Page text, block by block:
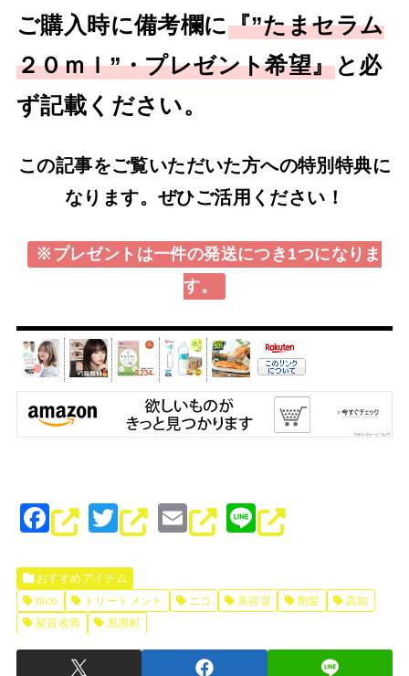
ご購入時に備考欄に『”たまセラム
２０ｍｌ”・プレゼント希望』と必
ず記載ください。
この記事をご覧いただいた方への特別特典に
なります。ぜひご活用ください！
※プレゼントは一件の発送につき1つになりま
す。
F
a
c
e
b
T
wi
tt
er
E
m
l
Li
n
おすすめアイテム
nico
トリートメント ニコ 美容室 艶髪
高知
髪質改善
黒潮町